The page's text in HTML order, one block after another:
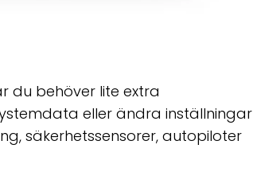
du behöver lite extra
eller ändra inställningar
säkerhetssensorer, autopiloter